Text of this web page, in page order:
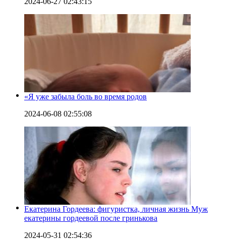
«Я уже забыла боль во время родов
2024-06-08 02:55:08
Екатерина Гордеева: фигуристка, личная жизнь Муж
екатерины гордеевой после гринькова
2024-05-31 02:54:36